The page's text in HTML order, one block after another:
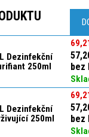
Dezinfekční
250ml
bez
Dezinfekční
250ml
bez